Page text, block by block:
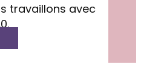
travaillons avec